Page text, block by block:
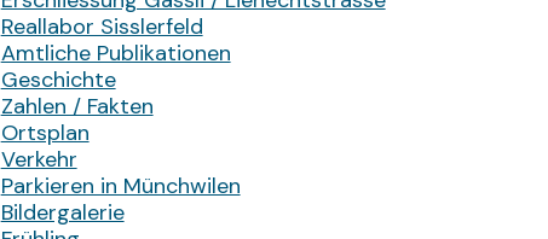
Reallabor Sisslerfeld
Amtliche Publikationen
Geschichte
Zahlen / Fakten
Ortsplan
Verkehr
Parkieren in Münchwilen
Bildergalerie